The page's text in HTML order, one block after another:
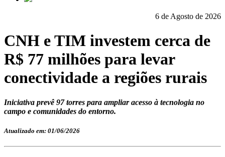
6 de Agosto de 2026
CNH e TIM investem cerca de
R$ 77 milhões para levar
conectividade a regiões rurais
Iniciativa prevê 97 torres para ampliar acesso à tecnologia no
campo e comunidades do entorno.
Atualizado em: 01/06/2026